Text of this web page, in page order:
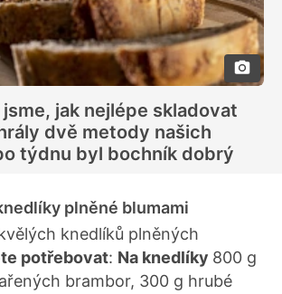
jak nejlépe skladovat
dvě metody našich
týdnu byl bochník dobrý
plněné blumami
knedlíků plněných
potřebovat: Na knedlíky 800 g
brambor, 300 g hrubé